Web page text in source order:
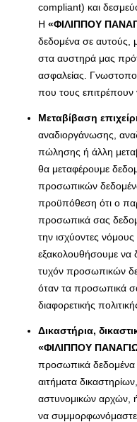
compliant) και
Η «ΦΙΛΙΠΠΟΥ
δεδομένα σε αυτούς,
στα αυστηρά μας
ασφαλείας.
που τους επιτρέπουν
Μεταβίβαση
αναδιοργάνωσης,
πώλησης ή άλλη
θα μεταφέρουμε
προσωπικών
προϋπόθεση ότι ο
προσωπικά σας
την ισχύοντες
εξακολουθήσουμε να
τυχόν προσωπικών
όταν τα προσωπικά
διαφορετικής
Δικαστήρια,
«ΦΙΛΙΠΠΟΥ
προσωπικά δεδομένα
αιτήματα
αστυνομικών αρχών, ή
να συμμορφωνόμαστε